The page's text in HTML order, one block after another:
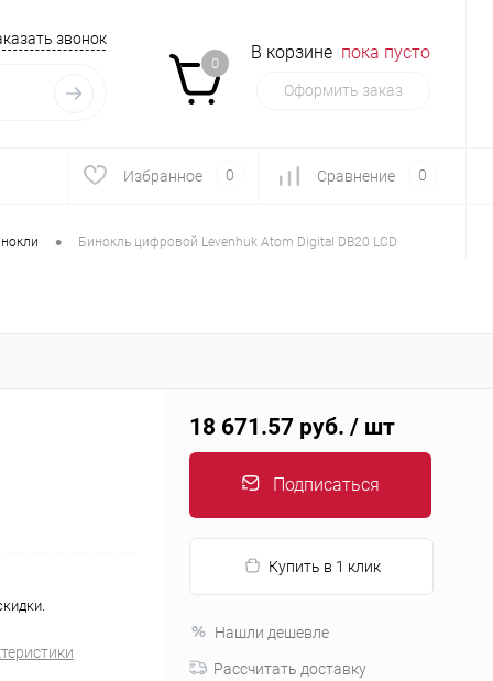
звонок
0
В корзине пока пусто
Оформить заказ
Избранное 0 Сравнение 0
• Бинокль цифровой Levenhuk Atom Digital DB20 LCD
18 671.57 руб. / шт
Подписаться
Купить в 1 клик
Нашли дешевле
Рассчитать доставку